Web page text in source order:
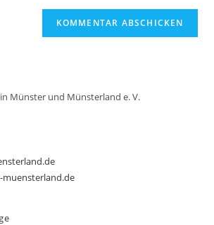
Münster und Münsterland e. V.
muensterland.de